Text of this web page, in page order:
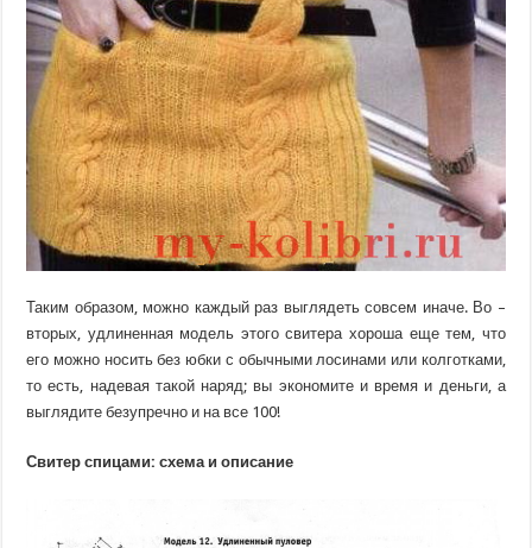
Таким образом, можно каждый раз выглядеть совсем иначе. Во –
вторых, удлиненная модель этого свитера хороша еще тем, что
его можно носить без юбки с обычными лосинами или колготками,
то есть, надевая такой наряд; вы экономите и время и деньги, а
выглядите безупречно и на все 100!
Свитер спицами: схема и описание